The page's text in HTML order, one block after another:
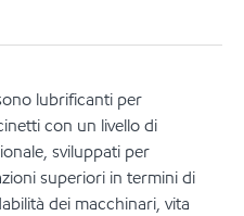
lubrificanti per
con un livello di
sviluppati per
superiori in termini di
dei macchinari, vita